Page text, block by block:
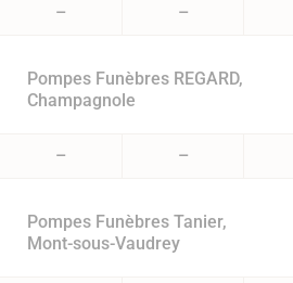
– –
Pompes Funèbres REGARD,
Champagnole
– –
Pompes Funèbres Tanier,
Mont-sous-Vaudrey